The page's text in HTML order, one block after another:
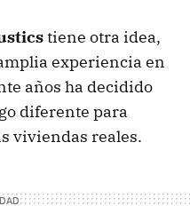
tiene otra idea,
experiencia en
años ha decidido
diferente para
viviendas reales.